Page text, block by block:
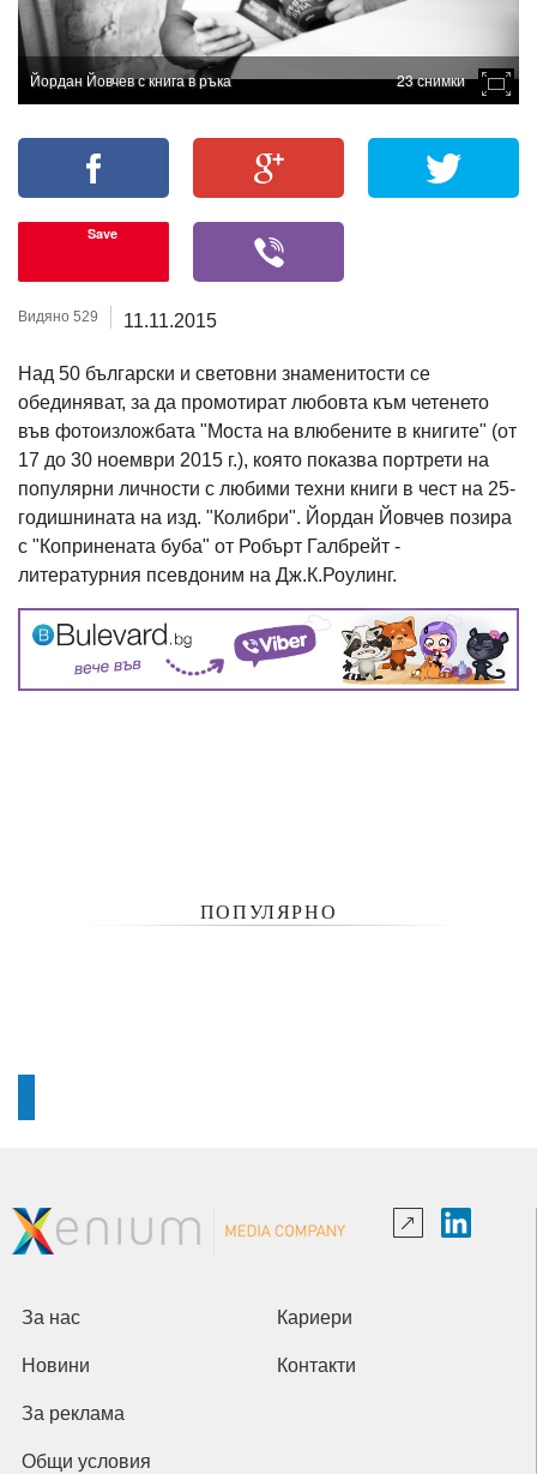
Йордан Йовчев с книга в ръка 23 снимки
Save
Видяно 529 11.11.2015
Над 50 български и световни знаменитости се
обединяват, за да промотират любовта към четенето
във фотоизложбата "Моста на влюбените в книгите" (от
17 до 30 ноември 2015 г.), която показва портрети на
популярни личности с любими техни книги в чест на 25-
годишнината на изд. "Колибри". Йордан Йовчев позира
с "Копринената буба" от Робърт Галбрейт -
литературния псевдоним на Дж.К.Роулинг.
ПОПУЛЯРНО
За нас Кариери
Новини Контакти
За реклама
Общи условия